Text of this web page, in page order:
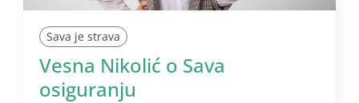
Sava je strava
Vesna Nikolić o Sava
osiguranju